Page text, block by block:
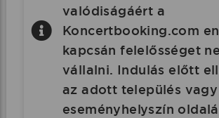
valódiságáért a
Koncertbooking.com
kapcsán felelősséget
vállalni. Indulás előtt
az adott település vagy
eseményhelyszín